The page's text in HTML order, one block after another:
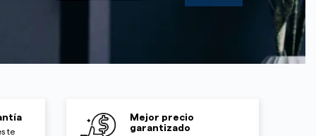
te
Mejor precio
garantizado